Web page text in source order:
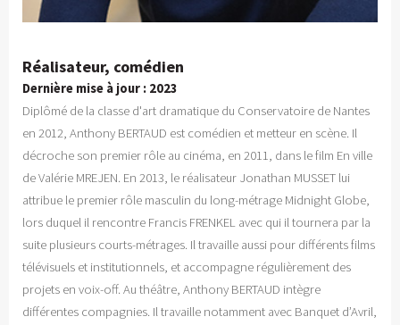
Réalisateur, comédien
Dernière mise à jour : 2023
Diplômé de la classe d'art dramatique du Conservatoire de Nantes
en 2012, Anthony BERTAUD est comédien et metteur en scène. Il
décroche son premier rôle au cinéma, en 2011, dans le film En ville
de Valérie MREJEN. En 2013, le réalisateur Jonathan MUSSET lui
attribue le premier rôle masculin du long-métrage Midnight Globe,
lors duquel il rencontre Francis FRENKEL avec qui il tournera par la
suite plusieurs courts-métrages. Il travaille aussi pour différents films
télévisuels et institutionnels, et accompagne régulièrement des
projets en voix-off. Au théâtre, Anthony BERTAUD intègre
différentes compagnies. Il travaille notamment avec Banquet d’Avril,